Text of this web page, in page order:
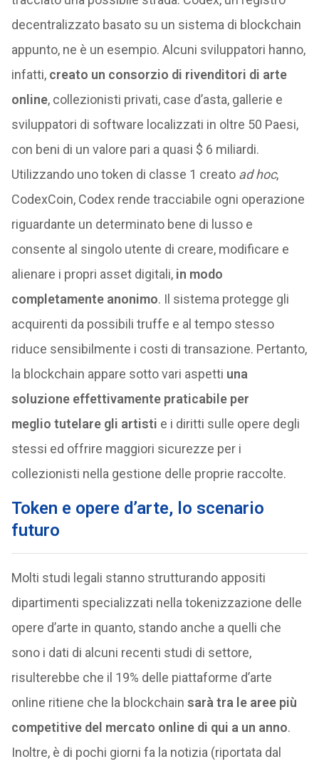
decentralizzato basato su un sistema di blockchain
appunto, ne è un esempio. Alcuni sviluppatori hanno,
infatti, creato un consorzio di rivenditori di arte
online, collezionisti privati, case d’asta, gallerie e
sviluppatori di software localizzati in oltre 50 Paesi,
con beni di un valore pari a quasi $ 6 miliardi.
Utilizzando uno token di classe 1 creato ad hoc,
CodexCoin, Codex rende tracciabile ogni operazione
riguardante un determinato bene di lusso e
consente al singolo utente di creare, modificare e
alienare i propri asset digitali,in modo
completamente anonimo. Il sistema protegge gli
acquirenti da possibili truffe e al tempo stesso
riduce sensibilmente i costi di transazione. Pertanto,
la blockchain appare sotto vari aspetti una
soluzione effettivamente praticabile per
meglio tutelare gli artisti e i diritti sulle opere degli
stessi ed offrire maggiori sicurezze per i
collezionisti nella gestione delle proprie raccolte.
Token e opere d’arte, lo scenario
futuro
Molti studi legali stanno strutturando appositi
dipartimenti specializzati nella tokenizzazione delle
opere d’arte in quanto, stando anche a quelli che
sono i dati di alcuni recenti studi di settore,
risulterebbe che il 19% delle piattaforme d’arte
online ritiene che la blockchain sarà tra le aree più
competitive del mercato online di qui a un anno.
Inoltre, è di pochi giorni fa la notizia (riportata dal